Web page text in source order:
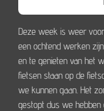
Deze week is weer
een ochtend werken
en te genieten van het
fietsen staan op de
we kunnen gaan. Het
gestopt dus we